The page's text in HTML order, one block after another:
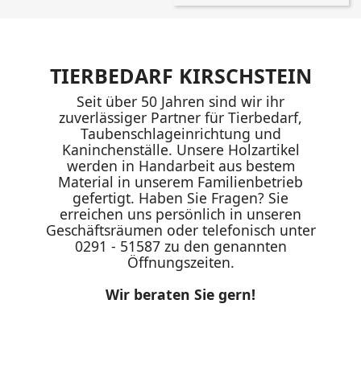
TIERBEDARF KIRSCHSTEIN
Seit über 50 Jahren sind wir ihr
zuverlässiger Partner für Tierbedarf,
Taubenschlageinrichtung und
Kaninchenställe. Unsere Holzartikel
werden in Handarbeit aus bestem
Material in unserem Familienbetrieb
gefertigt. Haben Sie Fragen? Sie
erreichen uns persönlich in unseren
Geschäftsräumen oder telefonisch unter
0291 - 51587 zu den genannten
Öffnungszeiten.
Wir beraten Sie gern!